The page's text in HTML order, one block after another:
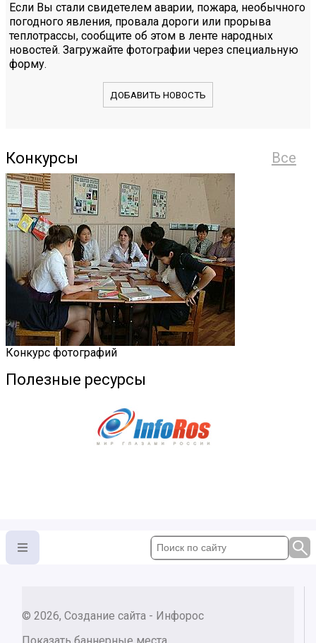
Если Вы стали свидетелем аварии, пожара, необычного
погодного явления, провала дороги или прорыва
теплотрассы, сообщите об этом в ленте народных
новостей. Загружайте фотографии через специальную
форму.
ДОБАВИТЬ НОВОСТЬ
Все
Конкурсы
Конкурс фотографий
Полезные ресурсы
© 2026, Создание сайта - Инфорос